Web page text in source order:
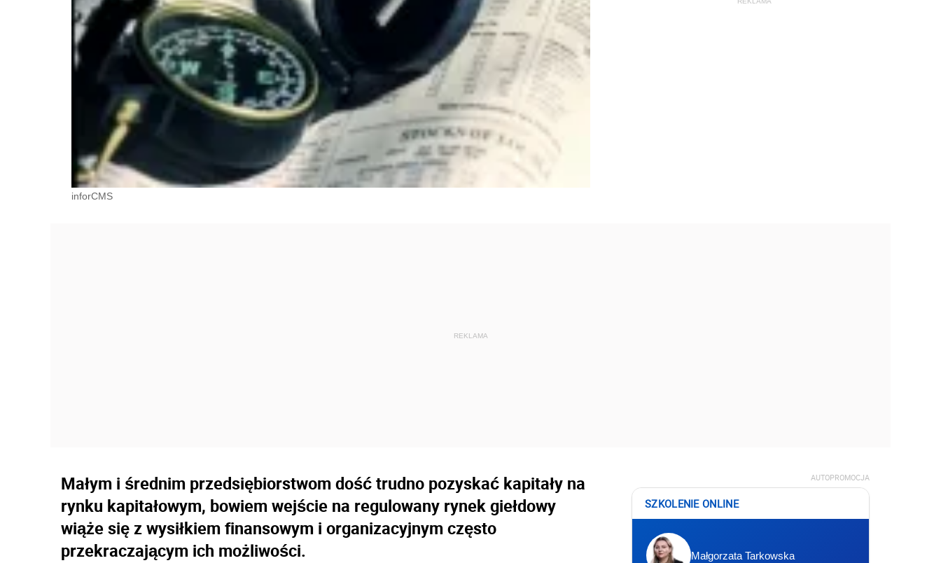
inforCMS
Małym i średnim przedsiębiorstwom dość trudno pozyskać kapitały na
rynku kapitałowym, bowiem wejście na regulowany rynek giełdowy
wiąże się z wysiłkiem finansowym i organizacyjnym często
przekraczającym ich możliwości.
AUTOPROMOCJA
SZKOLENIE ONLINE
Małgorzata Tarkowska